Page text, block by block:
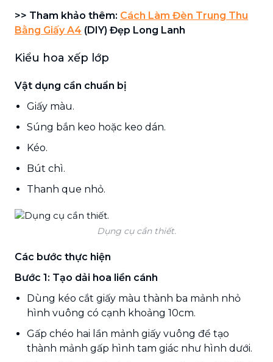
>> Tham khảo thêm: Cách Làm Đèn Trung Thu
Bằng Giấy A4 (DIY) Đẹp Long Lanh
Kiểu hoa xếp lớp
Vật dụng cần chuẩn bị
Giấy màu.
Súng bắn keo hoặc keo dán.
Kéo.
Bút chì.
Thanh que nhỏ.
Dụng cụ cần thiết.
Các bước thực hiện
Bước 1: Tạo dải hoa liền cánh
Dùng kéo cắt giấy màu thành ba mảnh nhỏ
hình vuông có cạnh khoảng 10cm.
Gấp chéo hai lần mảnh giấy vuông để tạo
thành mảnh gấp hình tam giác như hình dưới.